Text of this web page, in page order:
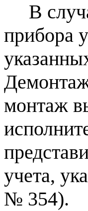
В
прибора
монтаж
учета,
№ 354).